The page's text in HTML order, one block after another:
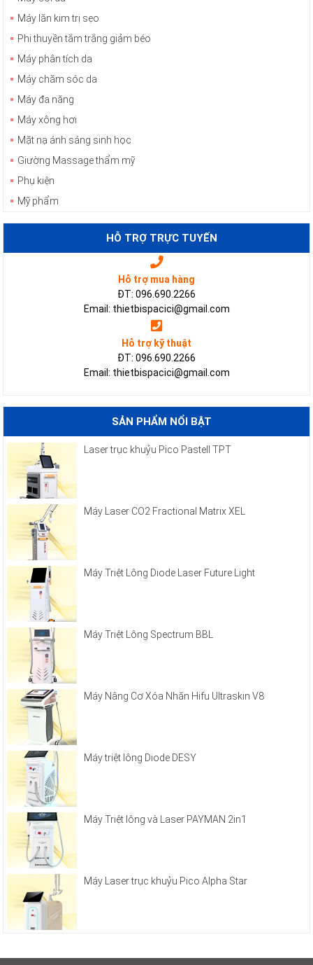
Máy lăn kim trị sẹo
Phi thuyền tắm trắng giảm béo
Máy phân tích da
Máy chăm sóc da
Máy đa năng
Máy xông hơi
Mặt nạ ánh sáng sinh học
Giường Massage thẩm mỹ
Phụ kiện
Mỹ phẩm
HỖ TRỢ TRỰC TUYẾN
Hỗ trợ mua hàng
ĐT: 096.690.2266
Email: thietbispacici@gmail.com
Hỗ trợ kỹ thuật
ĐT: 096.690.2266
Email: thietbispacici@gmail.com
SẢN PHẨM NỔI BẬT
Laser trục khuỷu Pico Pastell TPT
Máy Laser CO2 Fractional Matrix XEL
Máy Triệt Lông Diode Laser Future Light
Máy Triệt Lông Spectrum BBL
Máy Nâng Cơ Xóa Nhăn Hifu Ultraskin V8
Máy triệt lông Diode DESY
Máy Triệt lông và Laser PAYMAN 2in1
Máy Laser trục khuỷu Pico Alpha Star